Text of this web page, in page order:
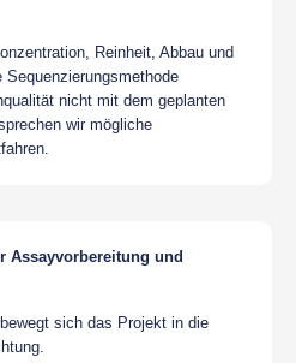
Reinheit, Abbau und
Sequenzierungsmethode
nicht mit dem geplanten
wir mögliche
Assayvorbereitung und
sich das Projekt in die